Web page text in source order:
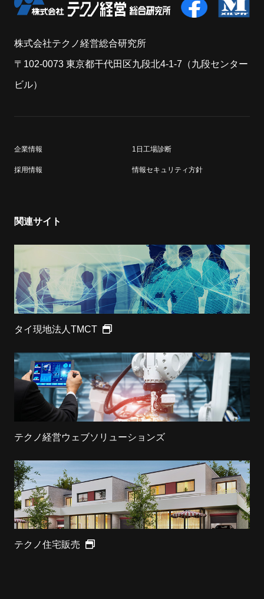
株式会社テクノ経営総合研究所
〒102-0073 東京都干代田区九段北4-1-7（九段センター
ビル）
企業情報 1日工場診断
採用情報 情報セキュリティ方針
関連サイト
タイ現地法人TMCT
テクノ経営ウェブソリューションズ
テクノ住宅販売